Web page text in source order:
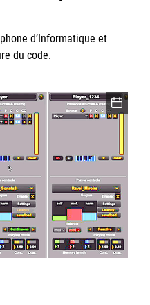
d’Informatique et
du code.